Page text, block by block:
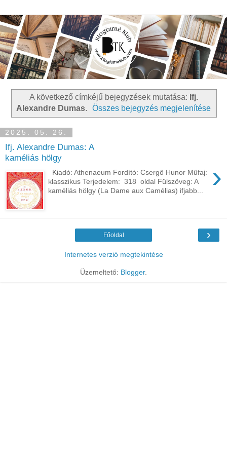
A következő címkéjű bejegyzések mutatása: Ifj.
Alexandre Dumas. Összes bejegyzés megjelenítése
2025. 05. 26.
Ifj. Alexandre Dumas: A
kaméliás hölgy
›
Kiadó: Athenaeum Fordító: Csergő Hunor Műfaj:
klasszikus Terjedelem: 318 oldal Fülszöveg: A
kaméliás hölgy (La Dame aux Camélias) ifjabb...
›
Főoldal
Internetes verzió megtekintése
Üzemeltető: Blogger.